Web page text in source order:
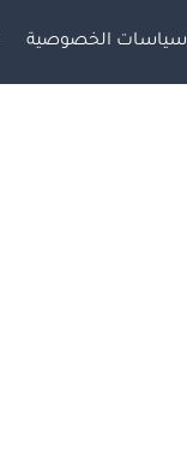
سياسات الخصوصية